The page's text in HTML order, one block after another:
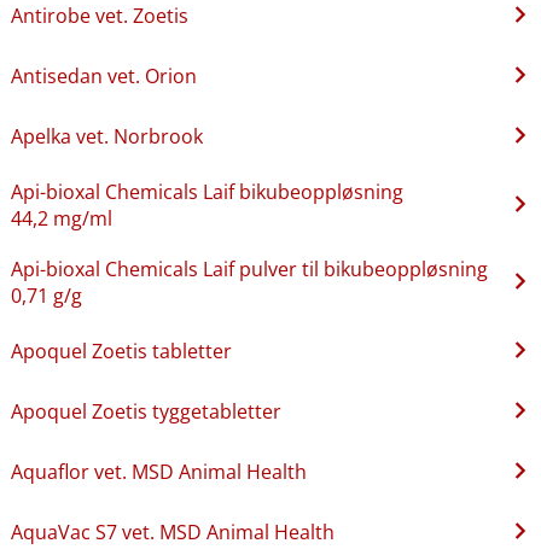
Antirobe vet. Zoetis
Antisedan vet. Orion
Apelka vet. Norbrook
Api-bioxal Chemicals Laif bikubeoppløsning
44,2 mg/ml
Api-bioxal Chemicals Laif pulver til bikubeoppløsning
0,71 g/g
Apoquel Zoetis tabletter
Apoquel Zoetis tyggetabletter
Aquaflor vet. MSD Animal Health
AquaVac S7 vet. MSD Animal Health